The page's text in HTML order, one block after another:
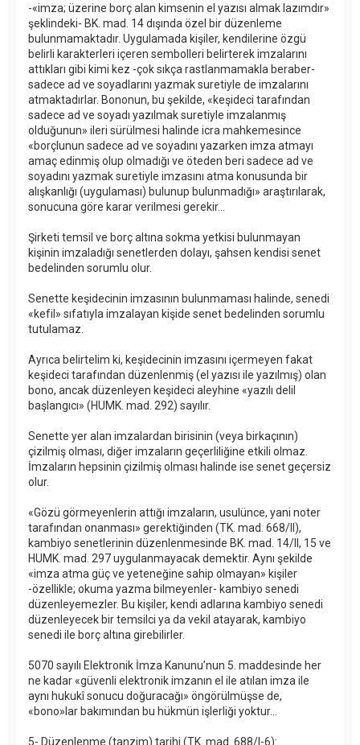
-«imza; üzerine borç alan kimsenin el yazısı almak lazımdır»
şeklindeki- BK. mad. 14 dışında özel bir düzenleme
bulunmamaktadır. Uygulamada kişiler, kendilerine özgü
belirli karakterleri içeren sembolleri belirterek imzalarını
attıkları gibi kimi kez -çok sıkça rastlanmamakla beraber-
sadece ad ve soyadlarını yazmak suretiyle de imzalarını
atmaktadırlar. Bononun, bu şekilde, «keşideci tarafından
sadece ad ve soyadı yazılmak suretiyle imzalanmış
olduğunun» ileri sürülmesi halinde icra mahkemesince
«borçlunun sadece ad ve soyadını yazarken imza atmayı
amaç edinmiş olup olmadığı ve öteden beri sadece ad ve
soyadını yazmak suretiyle imzasını atma konusunda bir
alışkanlığı (uygulaması) bulunup bulunmadığı» araştırılarak,
sonucuna göre karar verilmesi gerekir...
Şirketi temsil ve borç altına sokma yetkisi bulunmayan
kişinin imzaladığı senetlerden dolayı, şahsen kendisi senet
bedelinden sorumlu olur.
Senette keşidecinin imzasının bulunmaması halinde, senedi
«kefil» sıfatıyla imzalayan kişide senet bedelinden sorumlu
tutulamaz.
Ayrıca belirtelim ki, keşidecinin imzasını içermeyen fakat
keşideci tarafından düzenlenmiş (el yazısı ile yazılmış) olan
bono, ancak düzenleyen keşideci aleyhine «yazılı delil
başlangıcı» (HUMK. mad. 292) sayılır.
Senette yer alan imzalardan birisinin (veya birkaçının)
çizilmiş olması, diğer imzaların geçerliliğine etkili olmaz.
İmzaların hepsinin çizilmiş olması halinde ise senet geçersiz
olur.
«Gözü görmeyenlerin attığı imzaların, usulünce, yani noter
tarafından onanması» gerektiğinden (TK. mad. 668/II),
kambiyo senetlerinin düzenlenmesinde BK. mad. 14/II, 15 ve
HUMK. mad. 297 uygulanmayacak demektir. Aynı şekilde
«imza atma güç ve yeteneğine sahip olmayan» kişiler
-özellikle; okuma yazma bilmeyenler- kambiyo senedi
düzenleyemezler. Bu kişiler, kendi adlarına kambiyo senedi
düzenleyecek bir temsilci ya da vekil atayarak, kambiyo
senedi ile borç altına girebilirler.
5070 sayılı Elektronik İmza Kanunu’nun 5. maddesinde her
ne kadar «güvenli elektronik imzanın el ile atılan imza ile
aynı hukukî sonucu doğuracağı» öngörülmüşse de,
«bono»lar bakımından bu hükmün işlerliği yoktur...
5- Düzenlenme (tanzim) tarihi (TK. mad. 688/I-6):